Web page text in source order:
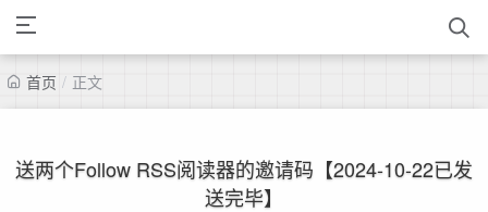
首页 / 正文
送两个Follow RSS阅读器的邀请码【2024-10-22已发
送完毕】